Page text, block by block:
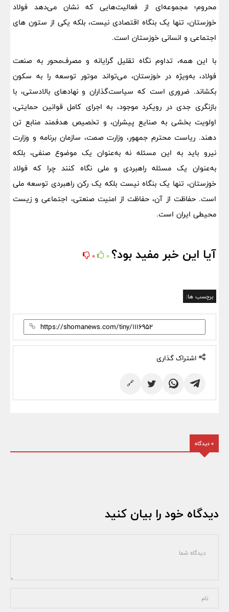
محروم؛ مجموعه‌ای از فعالیت‌هایی که نشان می‌دهد فولاد
خوزستان، تنها یک بنگاه اقتصادی نیست، بلکه یکی از ستون‌ های
اجتماعی و انسانی خوزستان است.
با این همه، تداوم نگاه تقلیل گرایانه و مصرف‌محور به صنعت
فولاد، به‌ویژه در خوزستان، می‌تواند موتور توسعه را به سکون
بکشاند. ضروری است که سیاست‌گذاران و نهادهای بالادستی، با
بازنگری جدی در رویکرد موجود، به اجرای کامل قوانین حمایتی،
اولویت‌ بخشی به صنایع پیشران، و تخصیص هدفمند منابع تن
دهند. ریاست محترم جمهور، وزارت صمت، سازمان برنامه و وزارت
نیرو باید به این مسئله نه به‌عنوان یک موضوع صنفی، بلکه
به‌عنوان یک مسئله راهبردی و ملی نگاه کنند چرا که فولاد
خوزستان، تنها یک بنگاه نیست بلکه یک رکن راهبردی توسعه ملی
است. حفاظت از آن، حفاظت از امنیت صنعتی، اجتماعی و زیست‌
محیطی ایران است.
آیا این خبر مفید بود؟ 0
0
برچسب ها:
اشتراک گذاری
🔗
0 دیدگاه
دیدگاه خود را بیان کنید